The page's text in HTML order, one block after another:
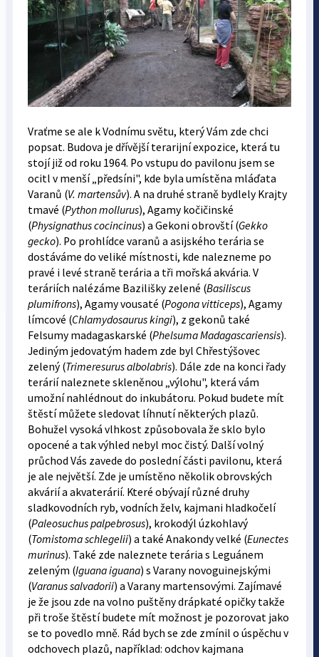
Vraťme se ale k Vodnímu světu, který Vám zde chci
popsat. Budova je dřívější terarijní expozice, která tu
stojí již od roku 1964. Po vstupu do pavilonu jsem se
ocitl v menší „předsíni", kde byla umístěna mláďata
Varanů (V. martensův). A na druhé straně bydlely Krajty
tmavé (Python mollurus), Agamy kočičinské
(Physignathus cocincinus) a Gekoni obrovští (Gekko
gecko). Po prohlídce varanů a asijského terária se
dostáváme do veliké místnosti, kde nalezneme po
pravé i levé straně terária a tři mořská akvária. V
teráriích nalézáme Bazilišky zelené (Basiliscus
plumifrons), Agamy vousaté (Pogona vitticeps), Agamy
límcové (Chlamydosaurus kingi), z gekonů také
Felsumy madagaskarské (Phelsuma Madagascariensis).
Jediným jedovatým hadem zde byl Chřestýšovec
zelený (Trimeresurus albolabris). Dále zde na konci řady
terárií naleznete skleněnou „výlohu", která vám
umožní nahlédnout do inkubátoru. Pokud budete mít
štěstí můžete sledovat líhnutí některých plazů.
Bohužel vysoká vlhkost způsobovala že sklo bylo
opocené a tak výhled nebyl moc čistý. Další volný
průchod Vás zavede do poslední části pavilonu, která
je ale největší. Zde je umístěno několik obrovských
akvárií a akvaterárií. Které obývají různé druhy
sladkovodních ryb, vodních želv, kajmani hladkočelí
(Paleosuchus palpebrosus), krokodýl úzkohlavý
(Tomistoma schlegelii) a také Anakondy velké (Eunectes
murinus). Také zde naleznete terária s Leguánem
zeleným (Iguana iguana) s Varany novoguinejskými
(Varanus salvadorii) a Varany martensovými. Zajímavé
je že jsou zde na volno puštěny drápkaté opičky takže
při troše štěstí budete mít možnost je pozorovat jako
se to povedlo mně. Rád bych se zde zmínil o úspěchu v
odchovech plazů, například: odchov kajmana